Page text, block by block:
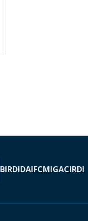
BIRDIDAIFCMIGACIRDI